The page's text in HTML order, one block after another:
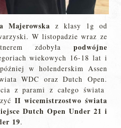
Majerowska z klasy 1g od
W listopadzie wraz ze
zdobyła podwójne
wiekowych 16-18 lat i
w holenderskim Assen
WDC oraz Dutch Open.
z parami z całego świata
II wicemistrzostwo świata
Dutch Open Under 21 i
19.